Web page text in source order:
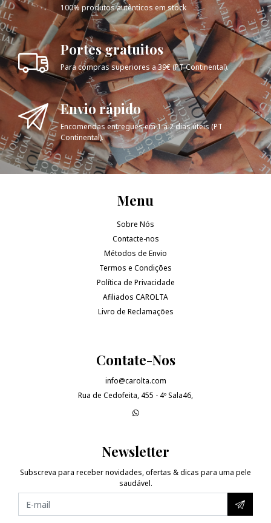
100% produtos autênticos em stock
Portes gratuitos
Para compras superiores a 39€ (PT Continental).
Envio rápido
Encomendas entregues em 1 a 2 dias úteis (PT
Continental).
Menu
Sobre Nós
Contacte-nos
Métodos de Envio
Termos e Condições
Política de Privacidade
Afiliados CAROLTA
Livro de Reclamações
Contate-Nos
info@carolta.com
Rua de Cedofeita, 455 - 4º Sala46,
Newsletter
Subscreva para receber novidades, ofertas & dicas para uma pele
saudável.